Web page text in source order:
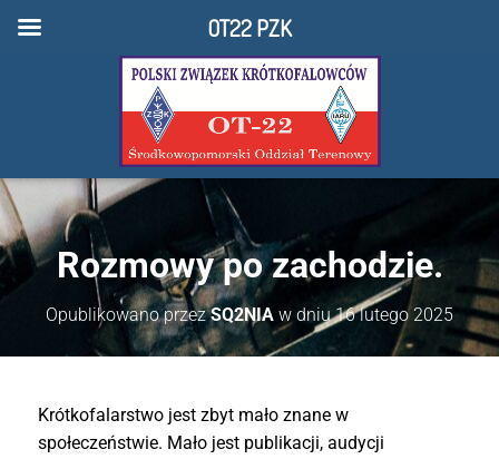
Rozmowy po zachodzie.
Opublikowano przezSQ2NIA w dniu16 lutego 2025
Krótkofalarstwo jest zbyt mało znane w
społeczeństwie. Mało jest publikacji, audycji
OT22 PZK